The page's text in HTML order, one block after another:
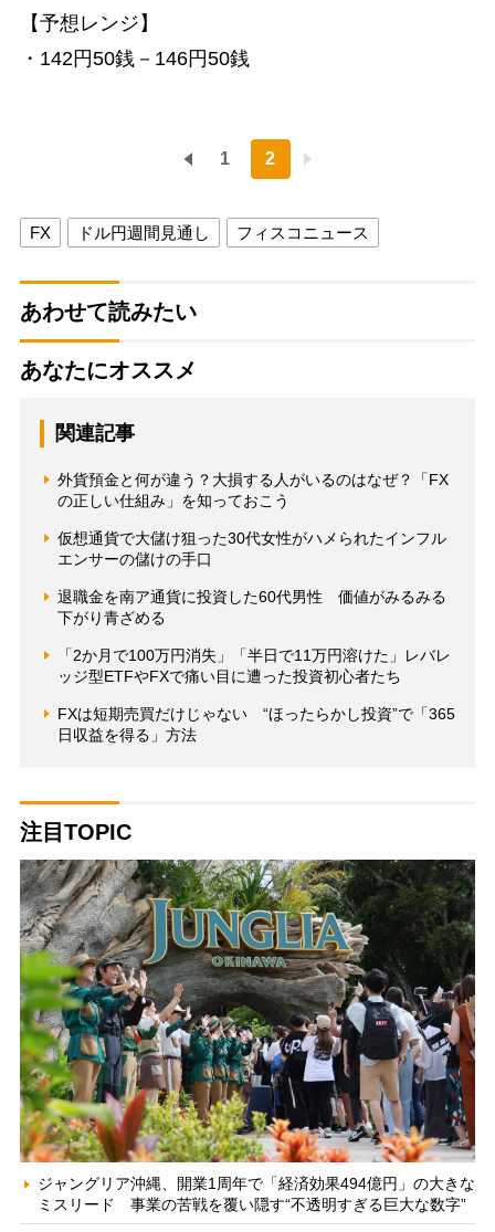
【予想レンジ】
・142円50銭－146円50銭
1 2
FX ドル円週間見通し フィスコニュース
あわせて読みたい
あなたにオススメ
関連記事
外貨預金と何が違う？大損する人がいるのはなぜ？「FX
の正しい仕組み」を知っておこう
仮想通貨で大儲け狙った30代女性がハメられたインフル
エンサーの儲けの手口
退職金を南ア通貨に投資した60代男性 価値がみるみる
下がり青ざめる
「2か月で100万円消失」「半日で11万円溶けた」レバレ
ッジ型ETFやFXで痛い目に遭った投資初心者たち
FXは短期売買だけじゃない “ほったらかし投資”で「365
日収益を得る」方法
注目TOPIC
ジャングリア沖縄、開業1周年で「経済効果494億円」の大きな
ミスリード 事業の苦戦を覆い隠す“不透明すぎる巨大な数字”